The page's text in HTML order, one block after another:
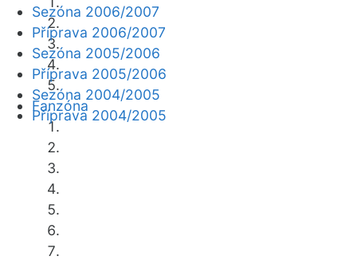
Fanzóna
Sezóna 2006/2007
Příprava 2006/2007
Sezóna 2005/2006
Příprava 2005/2006
Sezóna 2004/2005
Příprava 2004/2005